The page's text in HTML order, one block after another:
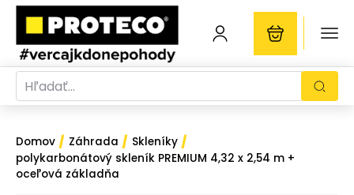
Domov / Záhrada / Skleníky /
polykarbonátový skleník PREMIUM 4,32 x 2,54 m +
oceľová základňa